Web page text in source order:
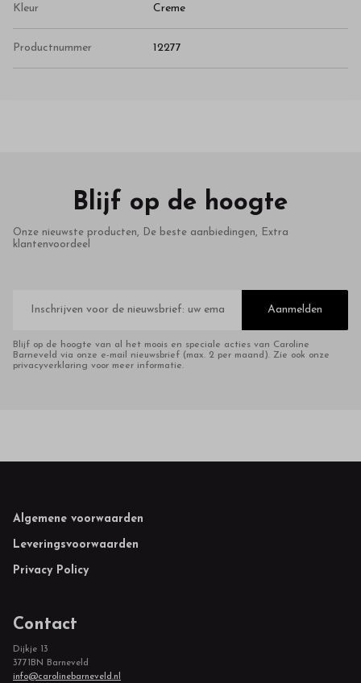
Kleur Creme
Productnummer 12277
Blijf op de hoogte
Onze nieuwste producten, De beste aanbiedingen, Extra
klantenvoordeel
mailadres
Aanmelden
Blijf op de hoogte van al het moois en speciale acties van Caroline
Barneveld via onze e-mail nieuwsbrief (max. 2 per maand). Zie ook onze
privacyverklaring voor meer informatie.
Footer
Algemene voorwaarden
Leveringsvoorwaarden
Privacy Policy
Contact
Dijkje 13
3771BN Barneveld
info@carolinebarneveld.nl